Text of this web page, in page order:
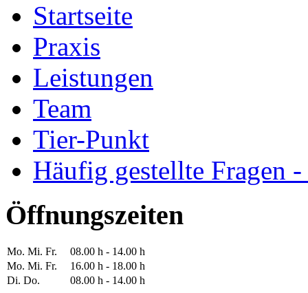
Startseite
Praxis
Leistungen
Team
Tier-Punkt
Häufig gestellte Fragen
Öffnungszeiten
Mo. Mi. Fr.
08.00 h - 14.00 h
Mo. Mi. Fr.
16.00 h - 18.00 h
Di. Do.
08.00 h - 14.00 h